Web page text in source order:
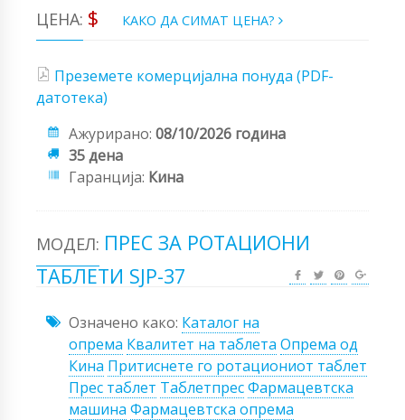
ЦЕНА: $ КАКО ДА СИМАТ ЦЕНА?
Преземете комерцијална понуда (PDF-
датотека)
Ажурирано: 08/10/2026 година
35 дена
Гаранција: Кина
МОДЕЛ: ПРЕС ЗА РОТАЦИОНИ
ТАБЛЕТИ SJP-37
Означено како: Каталог на
опрема Квалитет на таблета Опрема од
Кина Притиснете го ротациониот таблет
Прес таблет ТаблетпресФармацевтска
машина Фармацевтска опрема